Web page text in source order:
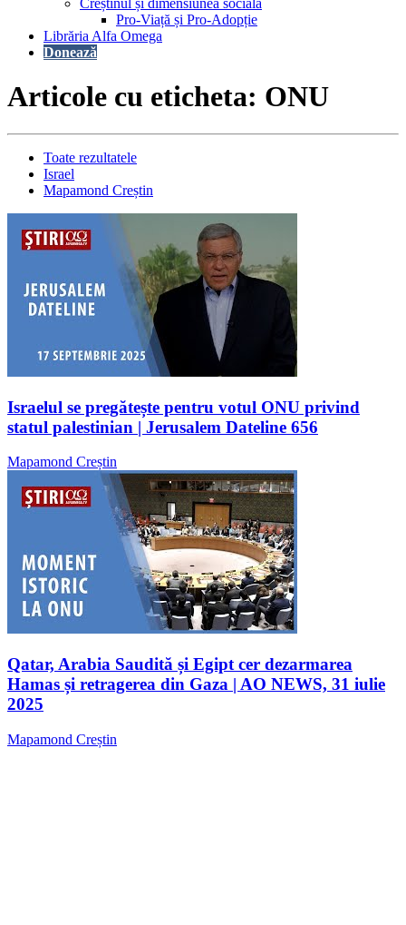
Creștinul și dimensiunea socială
Pro-Viață și Pro-Adopție
Librăria Alfa Omega
Donează
Articole cu eticheta: ONU
Toate rezultatele
Israel
Mapamond Creștin
Israelul se pregătește pentru votul ONU privind
statul palestinian | Jerusalem Dateline 656
Mapamond Creștin
Qatar, Arabia Saudită și Egipt cer dezarmarea
Hamas și retragerea din Gaza | AO NEWS, 31 iulie
2025
Mapamond Creștin